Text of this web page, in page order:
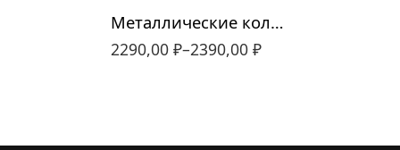
Металлические кольца D400-430 4мм
2290,00 ₽–2390,00 ₽